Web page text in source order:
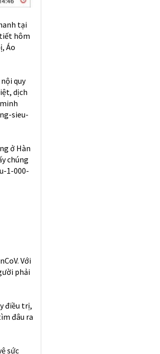
tại
tiết hôm
Áo
quy
dịch
sieu-
ở Hàn
chúng
1-000-
Với
phải
điều trị,
đâu ra
sức